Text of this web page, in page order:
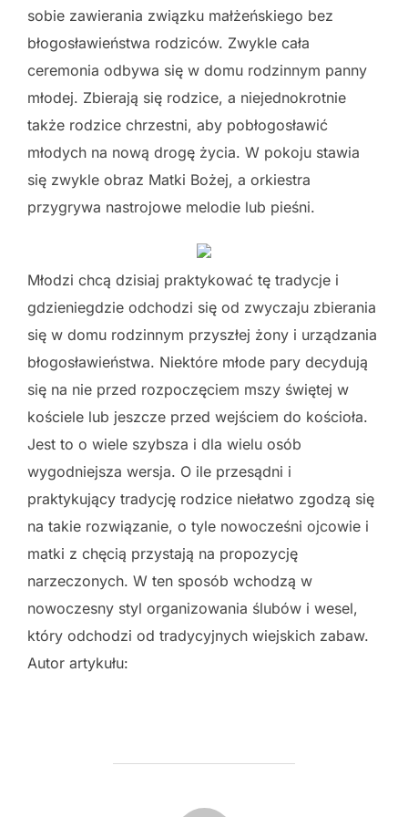
sobie zawierania związku małżeńskiego bez
błogosławieństwa rodziców. Zwykle cała
ceremonia odbywa się w domu rodzinnym panny
młodej. Zbierają się rodzice, a niejednokrotnie
także rodzice chrzestni, aby pobłogosławić
młodych na nową drogę życia. W pokoju stawia
się zwykle obraz Matki Bożej, a orkiestra
przygrywa nastrojowe melodie lub pieśni.
Młodzi chcą dzisiaj praktykować tę tradycje i
gdzieniegdzie odchodzi się od zwyczaju zbierania
się w domu rodzinnym przyszłej żony i urządzania
błogosławieństwa. Niektóre młode pary decydują
się na nie przed rozpoczęciem mszy świętej w
kościele lub jeszcze przed wejściem do kościoła.
Jest to o wiele szybsza i dla wielu osób
wygodniejsza wersja. O ile przesądni i
praktykujący tradycję rodzice niełatwo zgodzą się
na takie rozwiązanie, o tyle nowocześni ojcowie i
matki z chęcią przystają na propozycję
narzeczonych. W ten sposób wchodzą w
nowoczesny styl organizowania ślubów i wesel,
który odchodzi od tradycyjnych wiejskich zabaw.
Autor artykułu: